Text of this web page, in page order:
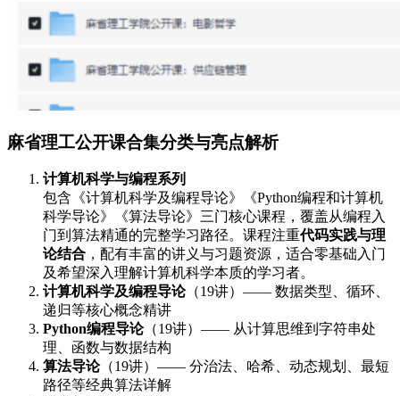
麻省理工公开课合集分类与亮点解析
计算机科学与编程系列
包含《计算机科学及编程导论》《Python编程和计算机
科学导论》《算法导论》三门核心课程，覆盖从编程入
门到算法精通的完整学习路径。课程注重代码实践与理
论结合 ，配有丰富的讲义与习题资源，适合零基础入门
及希望深入理解计算机科学本质的学习者。
计算机科学及编程导论（19讲）—— 数据类型、循环、
递归等核心概念精讲
Python编程导论（19讲）—— 从计算思维到字符串处
理、函数与数据结构
算法导论（19讲）—— 分治法、哈希、动态规划、最短
路径等经典算法详解